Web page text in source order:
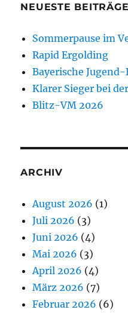
NEUESTE BEITRÄGE
Sommerpause im
Rapid Ergolding
Bayerische
Klarer Sieger bei
Blitz-VM 2026
ARCHIV
August 2026 (1)
Juli 2026 (3)
Juni 2026 (4)
Mai 2026 (3)
April 2026 (4)
März 2026 (7)
Februar 2026 (6)